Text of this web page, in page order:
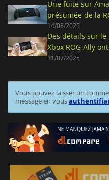
Une fuite sur
présumée de la
14/08/2025
Des détails sur
Xbox ROG Ally
31/07/2025
Vous pouvez laisser un
message en vous